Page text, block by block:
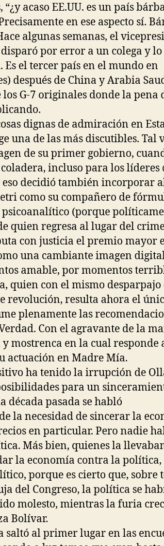
acaso EE.UU. es un país
en ese aspecto sí.
algunas semanas, el
por error a un colega y lo
el tercer país en el mundo en
después de China y Arabia
los G-7 originales donde la pena
dignas de admiración en
una de las más discutibles. Tal
de su primer gobierno,
incluso para los líderes
eso decidió también incorporar
como su compañero de
psicoanalítico (porque
quien regresa al lugar del
con justicia el premio mayor
una cambiante imagen
amable, por momentos
quien con el mismo desparpajo
revolución, resulta ahora el
plenamente las
Con el agravante de la
mostrenca en la cual responde
actuación en Madre Mía.
ha tenido la irrupción de
para un
década pasada se habló
la necesidad de sincerar la
en particular. Pero nadie
Más bien, quienes la
la economía contra la política,
porque es cierto que, sobre
del Congreso, la política se
molesto, mientras la furia
Bolívar.
saltó al primer lugar en las